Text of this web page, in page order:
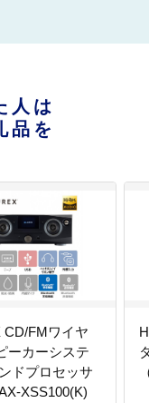
人は
品を
CD/FMワイヤ
ーカーシステ
ドプロセッサ
XSS100(K)